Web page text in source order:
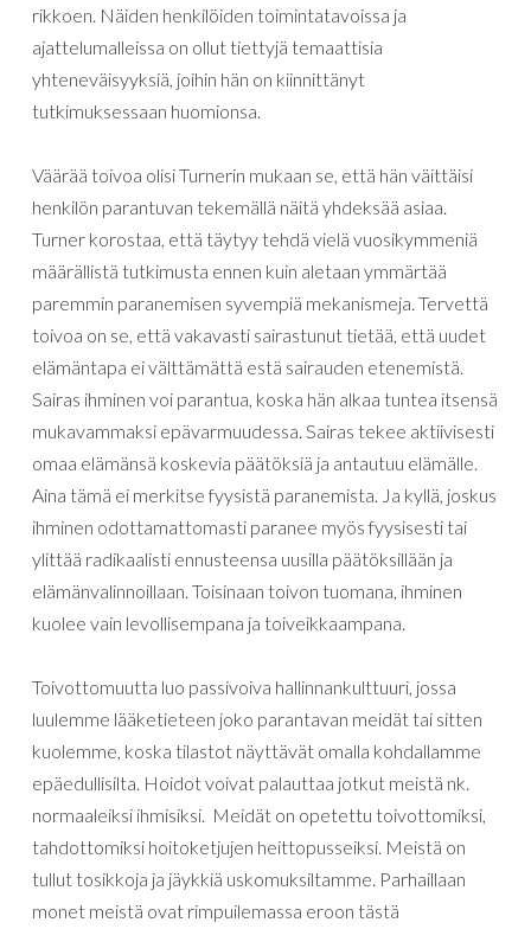
rikkoen. Näiden henkilöiden toimintatavoissa ja
ajattelumalleissa on ollut tiettyjä temaattisia
yhteneväisyyksiä, joihin hän on kiinnittänyt
tutkimuksessaan huomionsa.
Väärää toivoa olisi Turnerin mukaan se, että hän väittäisi
henkilön parantuvan tekemällä näitä yhdeksää asiaa.
Turner korostaa, että täytyy tehdä vielä vuosikymmeniä
määrällistä tutkimusta ennen kuin aletaan ymmärtää
paremmin paranemisen syvempiä mekanismeja. Tervettä
toivoa on se, että vakavasti sairastunut tietää, että uudet
elämäntapa ei välttämättä estä sairauden etenemistä.
Sairas ihminen voi parantua, koska hän alkaa tuntea itsensä
mukavammaksi epävarmuudessa. Sairas tekee aktiivisesti
omaa elämänsä koskevia päätöksiä ja antautuu elämälle.
Aina tämä ei merkitse fyysistä paranemista. Ja kyllä, joskus
ihminen odottamattomasti paranee myös fyysisesti tai
ylittää radikaalisti ennusteensa uusilla päätöksillään ja
elämänvalinnoillaan. Toisinaan toivon tuomana, ihminen
kuolee vain levollisempana ja toiveikkaampana.
Toivottomuutta luo passivoiva hallinnankulttuuri, jossa
luulemme lääketieteen joko parantavan meidät tai sitten
kuolemme, koska tilastot näyttävät omalla kohdallamme
epäedullisilta. Hoidot voivat palauttaa jotkut meistä nk.
normaaleiksi ihmisiksi. Meidät on opetettu toivottomiksi,
tahdottomiksi hoitoketjujen heittopusseiksi. Meistä on
tullut tosikkoja ja jäykkiä uskomuksiltamme. Parhaillaan
monet meistä ovat rimpuilemassa eroon tästä